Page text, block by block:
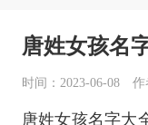
唐姓女孩名
时间：2023-06-08 作
唐姓女孩名字大